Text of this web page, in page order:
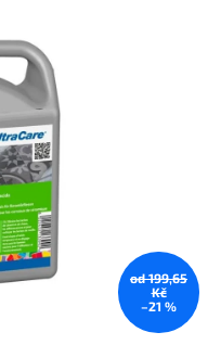
od 199,65
Kč
–21 %